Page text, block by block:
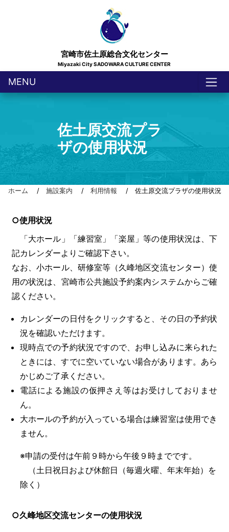
宮崎市佐土原総合文化センター
Miyazaki City SADOWARA CULTURE CENTER
MENU
佐土原交流プラ
ザの使用状況
ホーム / 施設案内 / 利用情報 / 佐土原交流プラザの使用状況
○使用状況
「大ホール」「練習室」「楽屋」等の使用状況は、下
記カレンダーよりご確認下さい。
なお、小ホール、研修室等（久峰地区交流センター）使
用の状況は、宮崎市公共施設予約案内システムからご確
認ください。
カレンダーの日付をクリックすると、その日の予約状
況を確認いただけます。
現時点での予約状況ですので、お申し込みに来られた
ときには、すでに空いていない場合があります。あら
かじめご了承ください。
電話による施設の仮押さえ等はお受けしておりませ
ん。
大ホールの予約が入っている場合は練習室は使用でき
ません。
※申請の受付は午前９時から午後９時までです。
（土日祝日および休館日（毎週火曜、年末年始）を
除く）
○久峰地区交流センターの使用状況